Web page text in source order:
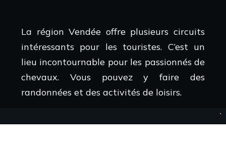
La région Vendée offre plusieurs circuits
intéressants pour les touristes. C’est un
lieu incontournable pour les passionnés de
chevaux. Vous pouvez y faire des
randonnées et des activités de loisirs.